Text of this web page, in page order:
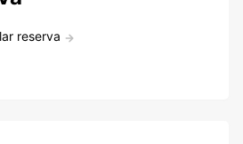
reserva